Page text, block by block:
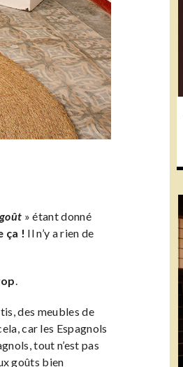
» étant donné
ça ! Il n’y a rien de
.
des meubles de
car les Espagnols
tout n’est pas
goûts bien